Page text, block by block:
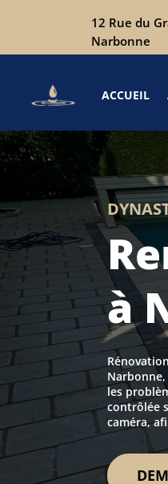
12 Rue du
Narbonne
ACCUEIL
à
les
contrôlée
caméra,